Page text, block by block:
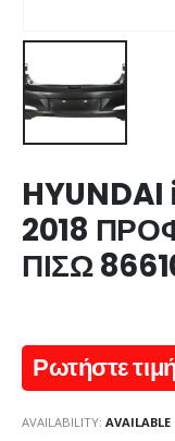
2018
ΠΙΣΩ
Ρωτήστε
AVAILABILITY: AVAILABLE